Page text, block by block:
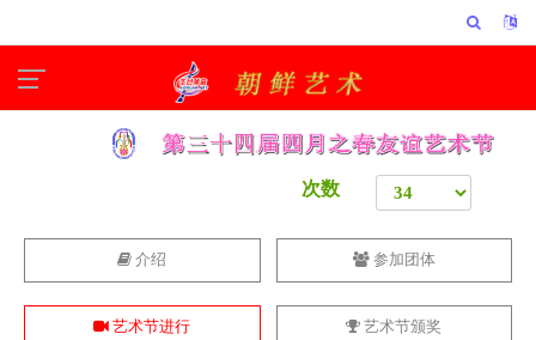
次数
介绍 参加团体
艺术节进行 艺术节颁奖